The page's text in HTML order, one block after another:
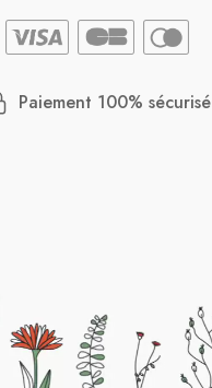
Paiement 100% sécurisé